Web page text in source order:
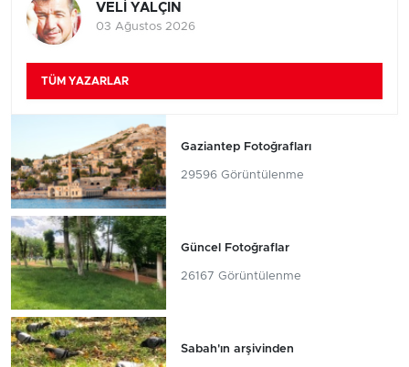
VELİ YALÇIN
03 Ağustos 2026
TÜM YAZARLAR
Gaziantep Fotoğrafları
29596 Görüntülenme
Güncel Fotoğraflar
26167 Görüntülenme
Sabah'ın arşivinden